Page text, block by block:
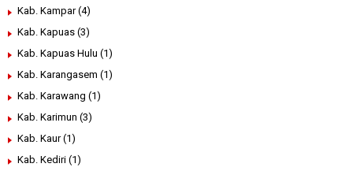
Kab. Kampar (4)
Kab. Kapuas (3)
Kab. Kapuas Hulu (1)
Kab. Karangasem (1)
Kab. Karawang (1)
Kab. Karimun (3)
Kab. Kaur (1)
Kab. Kediri (1)